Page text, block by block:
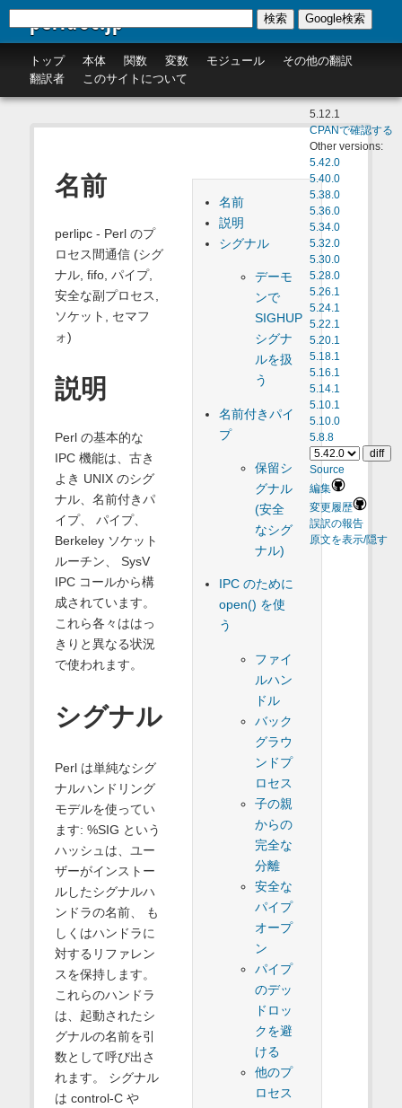
perldoc.jp
トップ 本体 関数 変数 モジュール
その他の翻訳
翻訳者
このサイトについて
検索 Google検索
5.12.1
CPANで確認する
Other versions:
5.42.0
5.40.0
5.38.0
5.36.0
5.34.0
5.32.0
5.30.0
5.28.0
5.26.1
5.24.1
5.22.1
5.20.1
5.18.1
5.16.1
5.14.1
5.10.1
5.10.0
5.8.8
Source
編集
変更履歴
誤訳の報告
原文を表示/隠す
名前
説明
シグナル
デーモ
ンで
SIGHUP
シグナ
ルを扱
う
名前付きパイ
プ
保留シ
グナル
(安全
なシグ
ナル)
IPC のために
open() を使
う
ファイ
ルハン
ドル
バック
グラウ
ンドプ
ロセス
子の親
からの
完全な
分離
安全な
パイプ
オープ
ン
パイプ
のデッ
ドロッ
クを避
ける
他のプ
ロセス
名前
perlipc - Perl のプ
ロセス間通信 (シグ
ナル, fifo, パイプ,
安全な副プロセス,
ソケット, セマフ
ォ)
説明
Perl の基本的な
IPC 機能は、古き
よき UNIX のシグ
ナル、名前付きパ
イプ、 パイプ、
Berkeley ソケット
ルーチン、 SysV
IPC コールから構
成されています。
これら各々ははっ
きりと異なる状況
で使われます。
シグナル
Perl は単純なシグ
ナルハンドリング
モデルを使ってい
ます: %SIG という
ハッシュは、ユー
ザーがインストー
ルしたシグナルハ
ンドラの名前、 も
しくはハンドラに
対するリファレン
スを保持します。
これらのハンドラ
は、起動されたシ
グナルの名前を引
数として呼び出さ
れます。 シグナル
は control-C や